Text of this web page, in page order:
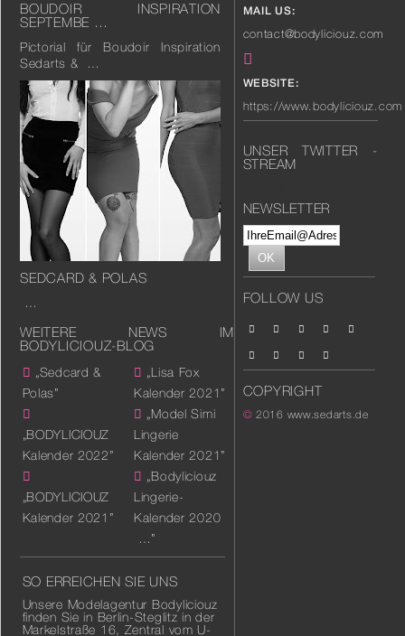
BOUDOIR INSPIRATION
SEPTEMBE …
Pictorial für Boudoir Inspiration
Sedarts & …
SEDCARD & POLAS
…
WEITERE NEWS IM
BODYLICIOUZ-BLOG
„Sedcard &
Polas”
„BODYLICIOUZ
Kalender 2022”
„BODYLICIOUZ
Kalender 2021”
„Lisa Fox
Kalender 2021”
„Model Simi
Lingerie
Kalender 2021”
„Bodyliciouz
Lingerie-
Kalender 2020
…”
SO ERREICHEN SIE UNS
Unsere Modelagentur Bodyliciouz
finden Sie in Berlin-Steglitz in der
Markelstraße 16, Zentral vom U-
MAIL US:
contact@bodyliciouz.com
WEBSITE:
https://www.bodyliciouz.com
UNSER TWITTER -
STREAM
NEWSLETTER
FOLLOW US
COPYRIGHT
© 2016 www.sedarts.de